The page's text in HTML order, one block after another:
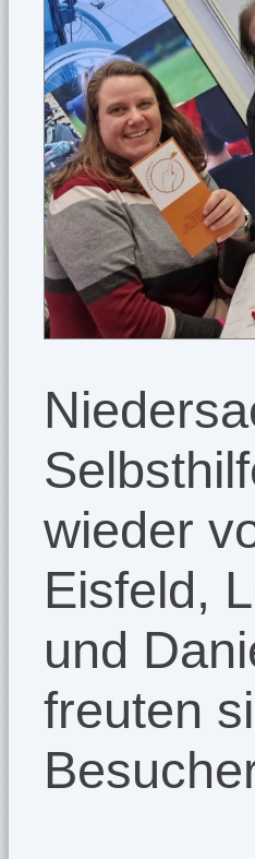
wieder
Eisfeld,
und
freuten